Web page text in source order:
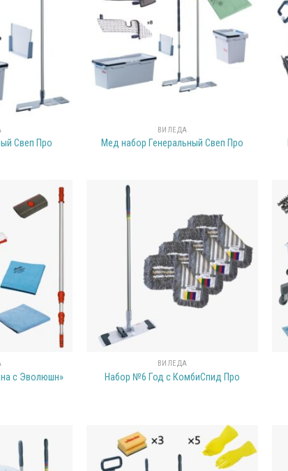
Свеп Про
ВИЛЕДА
Мед набор Генеральный Свеп Про
с Эволюшн»
ВИЛЕДА
Набор №6 Год с КомбиСпид Про